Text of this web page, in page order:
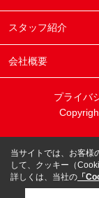
スタッフ紹介
会社概要
プライバ
当サイトでは、お客様
して、クッキー（
詳しくは、当社の 「